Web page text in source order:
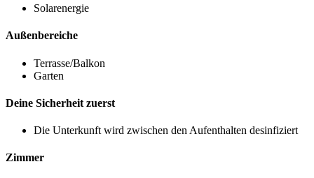
Solarenergie
Außenbereiche
Terrasse/Balkon
Garten
Deine Sicherheit zuerst
Die Unterkunft wird zwischen den Aufenthalten desinfiziert
Zimmer